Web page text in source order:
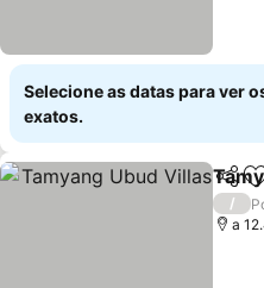
Selecione as datas para ver
exatos.
/
a